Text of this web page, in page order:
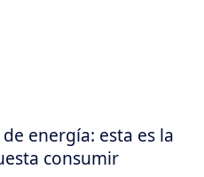
energía: esta es la
consumir